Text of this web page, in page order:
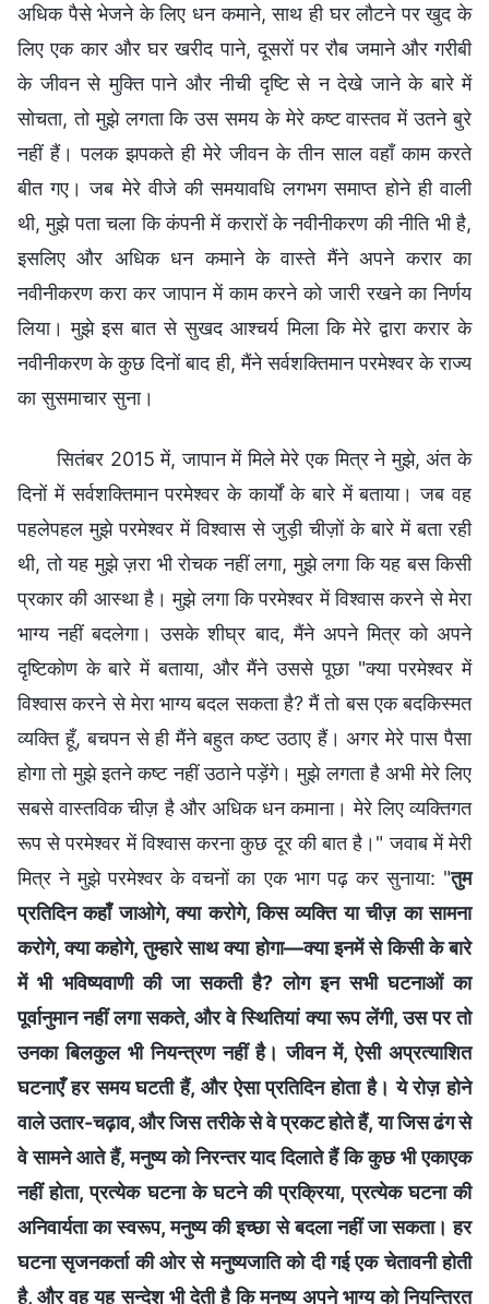
अधिक पैसे भेजने के लिए धन कमाने, साथ ही घर लौटने पर खुद के
लिए एक कार और घर खरीद पाने, दूसरों पर रौब जमाने और गरीबी
के जीवन से मुक्ति पाने और नीची दृष्टि से न देखे जाने के बारे में
सोचता, तो मुझे लगता कि उस समय के मेरे कष्ट वास्तव में उतने बुरे
नहीं हैं। पलक झपकते ही मेरे जीवन के तीन साल वहाँ काम करते
बीत गए। जब मेरे वीजे की समयावधि लगभग समाप्त होने ही वाली
थी, मुझे पता चला कि कंपनी में करारों के नवीनीकरण की नीति भी है,
इसलिए और अधिक धन कमाने के वास्ते मैंने अपने करार का
नवीनीकरण करा कर जापान में काम करने को जारी रखने का निर्णय
लिया। मुझे इस बात से सुखद आश्चर्य मिला कि मेरे द्वारा करार के
नवीनीकरण के कुछ दिनों बाद ही, मैंने सर्वशक्तिमान परमेश्वर के राज्य
का सुसमाचार सुना।
सितंबर 2015 में, जापान में मिले मेरे एक मित्र ने मुझे, अंत के
दिनों में सर्वशक्तिमान परमेश्वर के कार्यों के बारे में बताया। जब वह
पहलेपहल मुझे परमेश्वर में विश्वास से जुड़ी चीज़ों के बारे में बता रही
थी, तो यह मुझे ज़रा भी रोचक नहीं लगा, मुझे लगा कि यह बस किसी
प्रकार की आस्था है। मुझे लगा कि परमेश्वर में विश्वास करने से मेरा
भाग्य नहीं बदलेगा। उसके शीघ्र बाद, मैंने अपने मित्र को अपने
दृष्टिकोण के बारे में बताया, और मैंने उससे पूछा "क्या परमेश्वर में
विश्वास करने से मेरा भाग्य बदल सकता है? मैं तो बस एक बदकिस्मत
व्यक्ति हूँ, बचपन से ही मैंने बहुत कष्ट उठाए हैं। अगर मेरे पास पैसा
होगा तो मुझे इतने कष्ट नहीं उठाने पड़ेंगे। मुझे लगता है अभी मेरे लिए
सबसे वास्तविक चीज़ है और अधिक धन कमाना। मेरे लिए व्यक्तिगत
रूप से परमेश्वर में विश्वास करना कुछ दूर की बात है।" जवाब में मेरी
मित्र ने मुझे परमेश्वर के वचनों का एक भाग पढ़ कर सुनाया: "तुम
प्रतिदिन कहाँ जाओगे, क्या करोगे, किस व्यक्ति या चीज़ का सामना
करोगे, क्या कहोगे, तुम्हारे साथ क्या होगा—क्या इनमें से किसी के बारे
में भी भविष्यवाणी की जा सकती है? लोग इन सभी घटनाओं का
पूर्वानुमान नहीं लगा सकते, और वे स्थितियां क्या रूप लेंगी, उस पर तो
उनका बिलकुल भी नियन्त्रण नहीं है। जीवन में, ऐसी अप्रत्याशित
घटनाएँ हर समय घटती हैं, और ऐसा प्रतिदिन होता है। ये रोज़ होने
वाले उतार-चढ़ाव, और जिस तरीके से वे प्रकट होते हैं, या जिस ढंग से
वे सामने आते हैं, मनुष्य को निरन्तर याद दिलाते हैं कि कुछ भी एकाएक
नहीं होता, प्रत्येक घटना के घटने की प्रक्रिया, प्रत्येक घटना की
अनिवार्यता का स्वरूप, मनुष्य की इच्छा से बदला नहीं जा सकता। हर
घटना सृजनकर्ता की ओर से मनुष्यजाति को दी गई एक चेतावनी होती
है, और वह यह सन्देश भी देती है कि मनुष्य अपने भाग्य को नियन्त्रित